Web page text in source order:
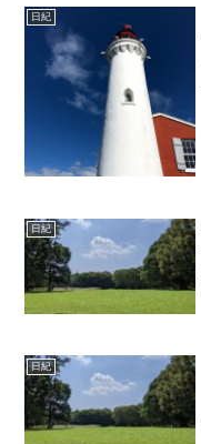
日紀
日紀
日紀